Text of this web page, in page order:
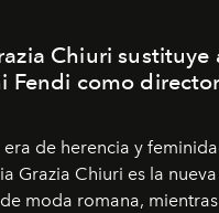
Chiuri sustituye
Fendi como
era de herencia y
Grazia Chiuri es la
moda romana,